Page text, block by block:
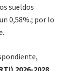
sueldos
0,58%.; por lo